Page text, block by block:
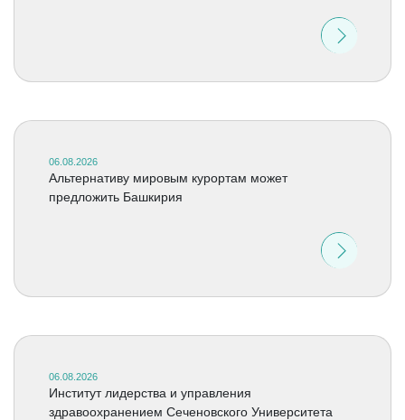
06.08.2026
Альтернативу мировым курортам может
предложить Башкирия
06.08.2026
Институт лидерства и управления
здравоохранением Сеченовского Университета